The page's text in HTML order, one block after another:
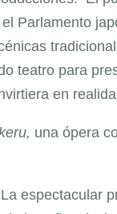
Parlamento
teatro para
en
una ópera
espectacular